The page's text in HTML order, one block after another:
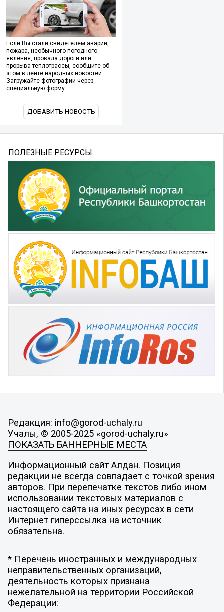
Если Вы стали свидетелем аварии,
пожара, необычного погодного
явления, провала дороги или
прорыва теплотрассы, сообщите об
этом в ленте народных новостей.
Загружайте фотографии через
специальную форму.
ДОБАВИТЬ НОВОСТЬ
ПОЛЕЗНЫЕ РЕСУРСЫ
Редакция: info@gorod-uchaly.ru
Учалы, © 2005-2025 «gorod-uchaly.ru»
ПОКАЗАТЬ БАННЕРНЫЕ МЕСТА
Информационный сайт Алдан. Позиция
редакции не всегда совпадает с точкой зрения
авторов. При перепечатке текстов либо ином
использовании текстовых материалов с
настоящего сайта на иных ресурсах в сети
Интернет гиперссылка на источник
обязательна.
* Перечень иностранных и международных
неправительственных организаций,
деятельность которых признана
нежелательной на территории Российской
Федерации: